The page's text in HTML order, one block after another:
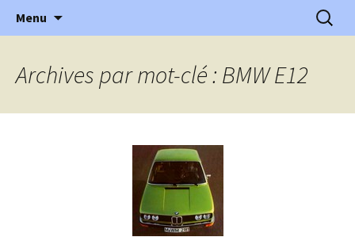
l'Automobile Ancienne
l'automobile ancienne : articles, historiques
…
Menu
Archives par mot-clé : BMW E12